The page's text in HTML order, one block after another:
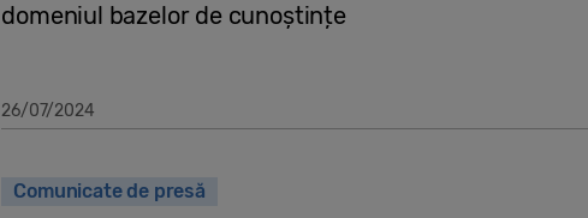
domeniul bazelor de cunoștințe
26/07/2024
Comunicate de presă